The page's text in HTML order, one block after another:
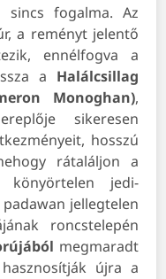
sincs fogalma. Az
a reményt jelentő
ennélfogva a
a Halálcsillag
Monoghan),
sikeresen
hosszú
rátaláljon a
jedi-
jellegtelen
roncstelepén
megmaradt
újra a